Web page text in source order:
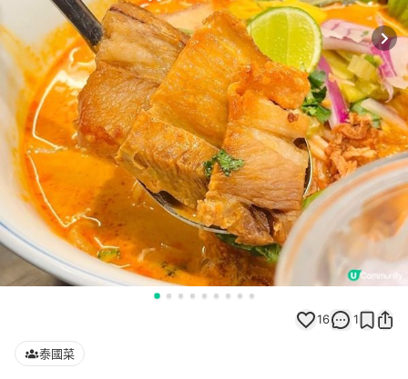
16 1
泰國菜